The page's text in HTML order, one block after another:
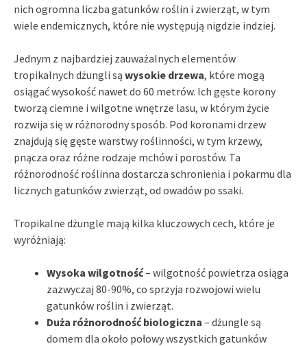
nich ogromna liczba gatunków roślin i zwierząt, w tym
wiele endemicznych, które nie występują nigdzie indziej.
Jednym z najbardziej zauważalnych elementów
tropikalnych dżungli są wysokie drzewa, które mogą
osiągać wysokość nawet do 60 metrów. Ich gęste korony
tworzą ciemne i wilgotne wnętrze lasu, w którym życie
rozwija się w różnorodny sposób. Pod koronami drzew
znajdują się gęste warstwy roślinności, w tym krzewy,
pnącza oraz różne rodzaje mchów i porostów. Ta
różnorodność roślinna dostarcza schronienia i pokarmu dla
licznych gatunków zwierząt, od owadów po ssaki.
Tropikalne dżungle mają kilka kluczowych cech, które je
wyróżniają:
Wysoka wilgotność– wilgotność powietrza osiąga
zazwyczaj 80-90%, co sprzyja rozwojowi wielu
gatunków roślin i zwierząt.
Duża różnorodność biologiczna – dżungle są
domem dla około połowy wszystkich gatunków